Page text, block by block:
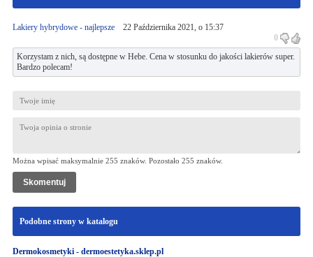
Lakiery hybrydowe - najlepsze22 Października 2021, o 15:37
0
Korzystam z nich, są dostępne w Hebe. Cena w stosunku do jakości lakierów super.
Bardzo polecam!
Można wpisać maksymalnie 255 znaków. Pozostało 255 znaków.
Podobne strony w katalogu
Dermokosmetyki - dermoestetyka.sklep.pl